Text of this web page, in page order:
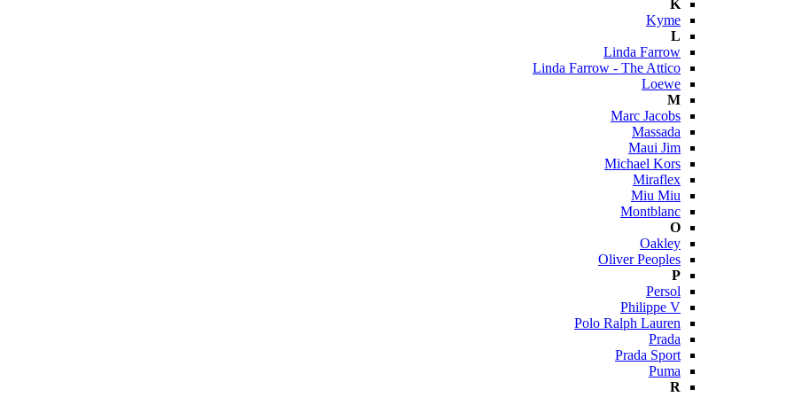
K
Kyme
L
Linda Farrow
Linda Farrow - The Attico
Loewe
M
Marc Jacobs
Massada
Maui Jim
Michael Kors
Miraflex
Miu Miu
Montblanc
O
Oakley
Oliver Peoples
P
Persol
Philippe V
Polo Ralph Lauren
Prada
Prada Sport
Puma
R